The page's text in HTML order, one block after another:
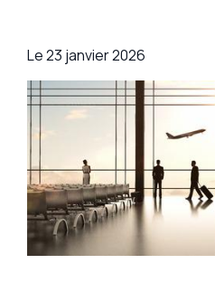
Le23 janvier 2026